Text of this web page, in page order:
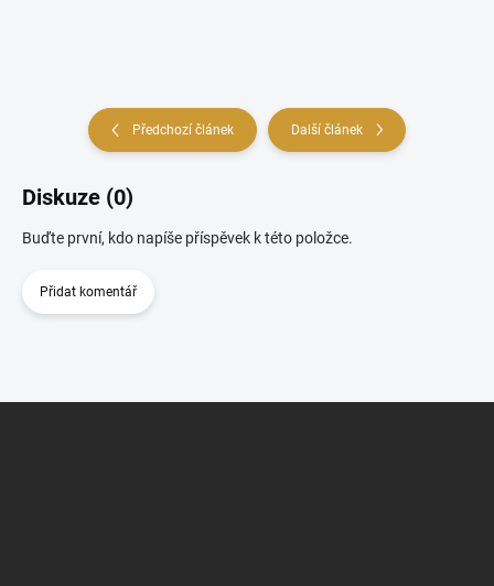
Předchozí článek Další článek
Diskuze (0)
Buďte první, kdo napíše příspěvek k této položce.
Přidat komentář